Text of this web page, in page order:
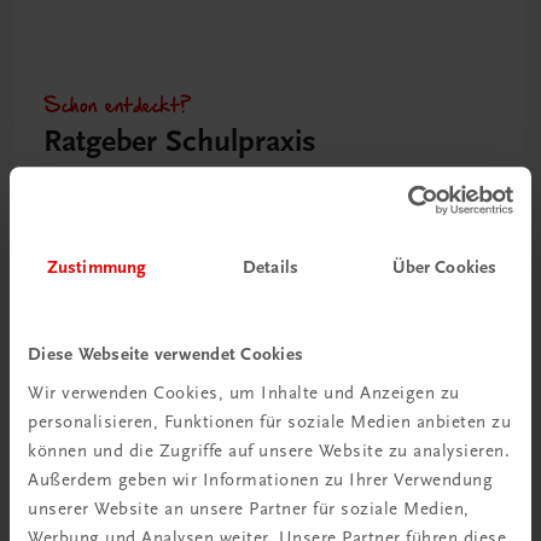
Zustimmung Details Über Cookies
Diese Webseite verwendet Cookies
Wir verwenden Cookies, um Inhalte und Anzeigen zu
personalisieren, Funktionen für soziale Medien anbieten zu
können und die Zugriffe auf unsere Website zu analysieren.
Außerdem geben wir Informationen zu Ihrer Verwendung
unserer Website an unsere Partner für soziale Medien,
Schon entdeckt?
Ratgeber Schulpraxis
Neu in der DigiBox